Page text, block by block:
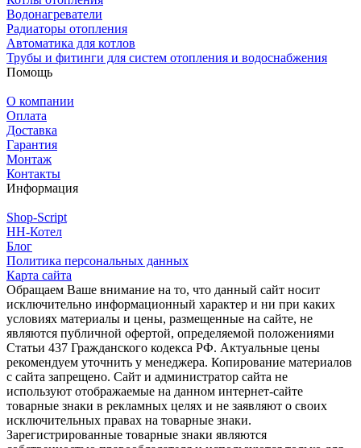
Водонагреватели
Радиаторы отопления
Автоматика для котлов
Трубы и фитинги для систем отопления и водоснабжения
Помощь
О компании
Оплата
Доставка
Гарантия
Монтаж
Контакты
Информация
Shop-Script
НН-Котел
Блог
Политика персональных данных
Карта сайта
Обращаем Ваше внимание на то, что данный сайт носит
исключительно информационный характер и ни при каких
условиях материалы и цены, размещенные на сайте, не
являются публичной офертой, определяемой положениями
Статьи 437 Гражданского кодекса РФ. Актуальные цены
рекомендуем уточнить у менеджера. Копирование материалов
с сайта запрещено. Сайт и администратор сайта не
используют отображаемые на данном интернет-сайте
товарные знаки в рекламных целях и не заявляют о своих
исключительных правах на товарные знаки.
Зарегистрированные товарные знаки являются